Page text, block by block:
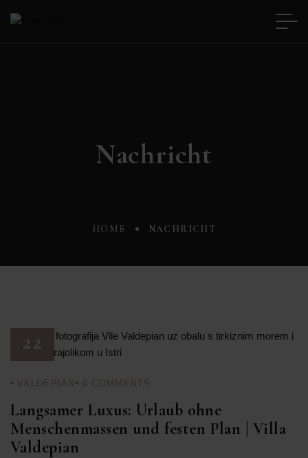
Nachricht
HOME NACHRICHT
22
VALDEPIAN 0 COMMENTS
Langsamer Luxus: Urlaub ohne
Menschenmassen und festen Plan | Villa
Valdepian